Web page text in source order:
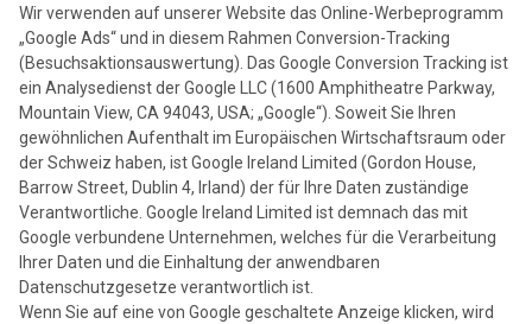
Wir verwenden auf unserer Website das Online-Werbeprogramm
„Google Ads“ und in diesem Rahmen Conversion-Tracking
(Besuchsaktionsauswertung). Das Google Conversion Tracking ist
ein Analysedienst der Google LLC (1600 Amphitheatre Parkway,
Mountain View, CA 94043, USA; „Google“). Soweit Sie Ihren
gewöhnlichen Aufenthalt im Europäischen Wirtschaftsraum oder
der Schweiz haben, ist Google Ireland Limited (Gordon House,
Barrow Street, Dublin 4, Irland) der für Ihre Daten zuständige
Verantwortliche. Google Ireland Limited ist demnach das mit
Google verbundene Unternehmen, welches für die Verarbeitung
Ihrer Daten und die Einhaltung der anwendbaren
Datenschutzgesetze verantwortlich ist.
Wenn Sie auf eine von Google geschaltete Anzeige klicken, wird